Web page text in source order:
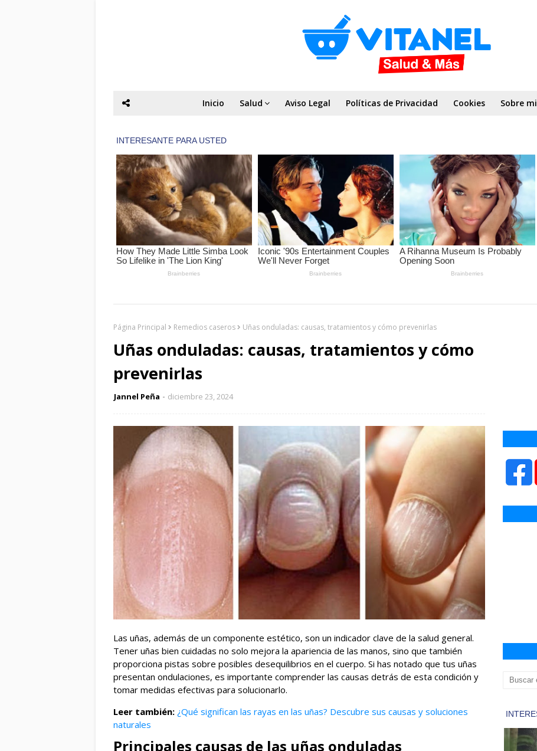
Inicio Salud Aviso Legal Políticas de Privacidad Cookies Sobre mi
Página Principal Remedios caseros Uñas onduladas: causas, tratamientos y cómo prevenirlas
Uñas onduladas: causas, tratamientos y cómo
prevenirlas
Jannel Peña diciembre 23, 2024
Las uñas, además de un componente estético, son un indicador clave de la salud general.
Tener uñas bien cuidadas no solo mejora la apariencia de las manos, sino que también
proporciona pistas sobre posibles desequilibrios en el cuerpo. Si has notado que tus uñas
presentan ondulaciones, es importante comprender las causas detrás de esta condición y
tomar medidas efectivas para solucionarlo.
Leer también: ¿Qué significan las rayas en las uñas? Descubre sus causas y soluciones
naturales
Principales causas de las uñas onduladas